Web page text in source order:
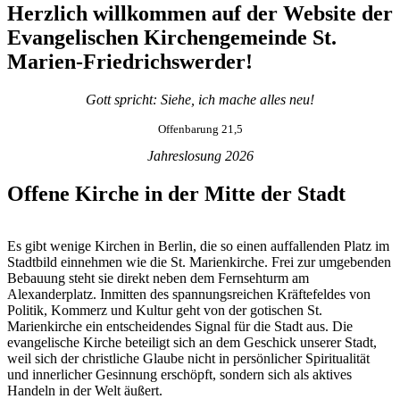
Herzlich willkommen auf der Website der
Evangelischen Kirchengemeinde St.
Marien-Friedrichswerder!
Gott spricht: Siehe, ich mache alles neu!
Offenbarung 21,5
Jahreslosung 2026
Offene Kirche in der Mitte der Stadt
Es gibt wenige Kirchen in Berlin, die so einen auffallenden Platz im
Stadtbild einnehmen wie die St. Marienkirche. Frei zur umgebenden
Bebauung steht sie direkt neben dem Fernsehturm am
Alexanderplatz. Inmitten des spannungsreichen Kräftefeldes von
Politik, Kommerz und Kultur geht von der gotischen St.
Marienkirche ein entscheidendes Signal für die Stadt aus. Die
evangelische Kirche beteiligt sich an dem Geschick unserer Stadt,
weil sich der christliche Glaube nicht in persönlicher Spiritualität
und innerlicher Gesinnung erschöpft, sondern sich als aktives
Handeln in der Welt äußert.